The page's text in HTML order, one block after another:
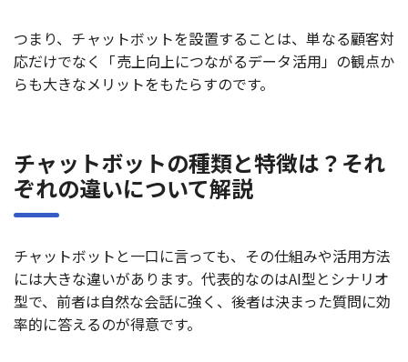
つまり、チャットボットを設置することは、単なる顧客対
応だけでなく「売上向上につながるデータ活用」の観点か
らも大きなメリットをもたらすのです。
チャットボットの種類と特徴は？それ
ぞれの違いについて解説
チャットボットと一口に言っても、その仕組みや活用方法
には大きな違いがあります。代表的なのはAI型とシナリオ
型で、前者は自然な会話に強く、後者は決まった質問に効
率的に答えるのが得意です。